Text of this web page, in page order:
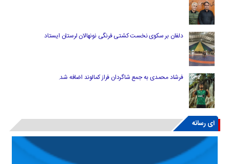
دلفان بر سکوی نخست کشتی فرنگی نونهالان لرستان ایستاد
فرشاد محمدی به جمع شاگردان فراز کمالوند اضافه شد.
ای رسانه